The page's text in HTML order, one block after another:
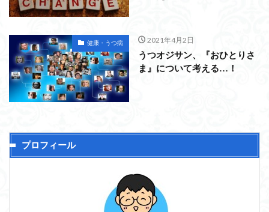
健康・うつ病 2021年4月2日
うつオジサン、『おひとりさ
ま』について考える…！
プロフィール